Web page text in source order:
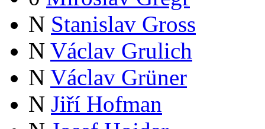
N Stanislav Gross
N Václav Grulich
N Václav Grüner
N Jiří Hofman